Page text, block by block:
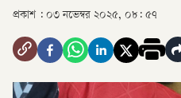
প্রকাশ : ০৩ নভেম্বর ২০২৫, ০৮: ৫৭